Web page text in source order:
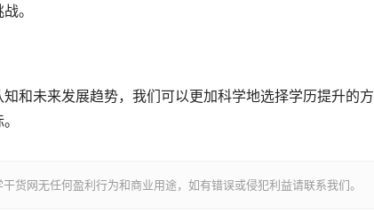
。
和未来发展趋势，我们可以更加科学地选择学历提升的方
货网无任何盈利行为和商业用途，如有错误或侵犯利益请联系我们。